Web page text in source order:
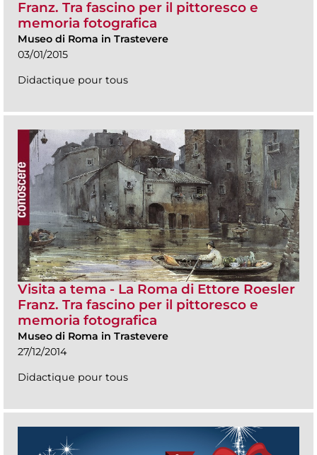
Franz. Tra fascino per il pittoresco e
memoria fotografica
Museo di Roma in Trastevere
03/01/2015
Didactique pour tous
Visita a tema - La Roma di Ettore Roesler
Franz. Tra fascino per il pittoresco e
memoria fotografica
Museo di Roma in Trastevere
27/12/2014
Didactique pour tous